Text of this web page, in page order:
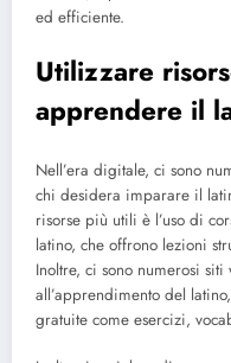
ed efficiente.
Utilizzare
apprendere il
Nell’era digitale, ci sono
chi desidera imparare il
risorse più utili è l’uso di
latino, che offrono lezioni
Inoltre, ci sono numerosi
all’apprendimento del
gratuite come esercizi,